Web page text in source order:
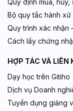
Quy định mua,
Bộ quy tắc hành
Quy trình xác nhận
Cách lấy chứng
HỢP TÁC VÀ LIÊN
Dạy học trên Gitiho
Dịch vụ Doanh
Tuyển dụng giảng